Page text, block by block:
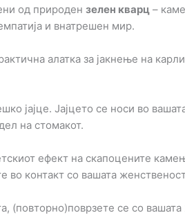
од природен зелен кварц –
и внатрешен мир.
алатка за јакнење на
јајце. Јајцето се носи во
на стомакот.
ефект на скапоцените
контакт со вашата
(повторно)поврзете се со